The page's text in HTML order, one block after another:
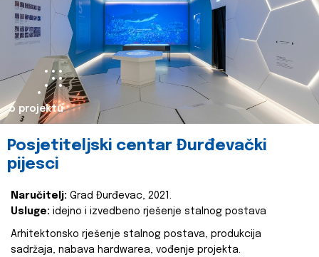
o projektu
Posjetiteljski centar Đurđevački
pijesci
Naručitelj: Grad Đurđevac, 2021.
Usluge: idejno i izvedbeno rješenje stalnog postava
Arhitektonsko rješenje stalnog postava, produkcija
sadržaja, nabava hardwarea, vođenje projekta.